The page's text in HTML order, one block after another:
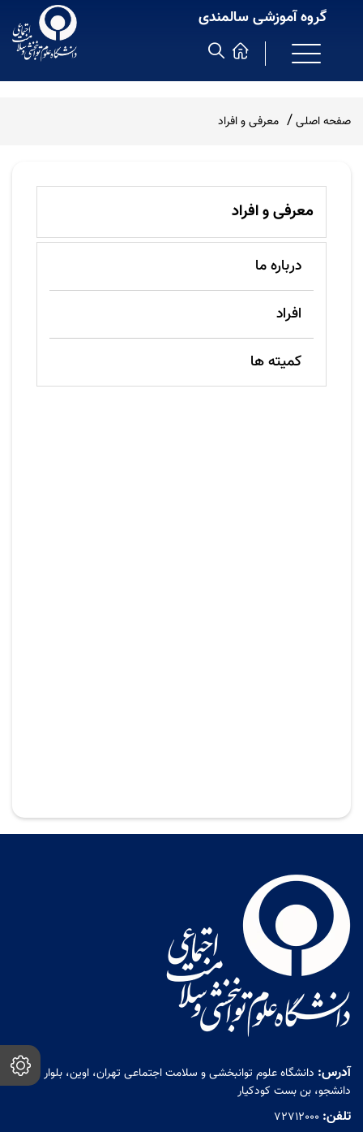
گروه آموزشی سالمندی
صفحه اصلی معرفی و افراد
معرفی و افراد
درباره ما
افراد
کمیته ها
آدرس: دانشگاه علوم توانبخشی و سلامت اجتماعی تهران، اوین، بلوار
دانشجو، بن بست کودکیار
تلفن: 72712000